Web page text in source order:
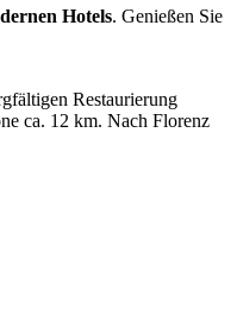
Hotels. Genießen Sie
Restaurierung
ca. 12 km. Nach Florenz